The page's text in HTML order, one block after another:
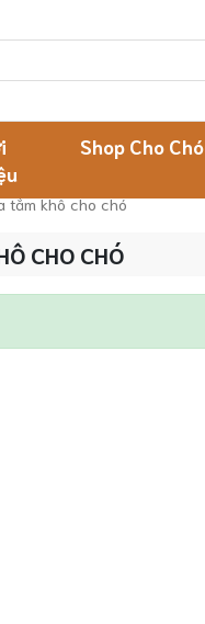
Shop Cho Chó
tắm khô cho chó
CHO CHÓ